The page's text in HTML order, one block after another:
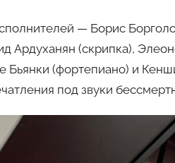
— Борис
Ардуханян (скрипка),
(фортепиано) и
под звуки